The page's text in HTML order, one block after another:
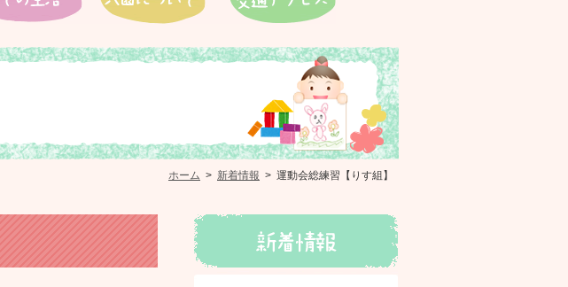
ホーム > 新着情報 > 運動会総練習【りす組】